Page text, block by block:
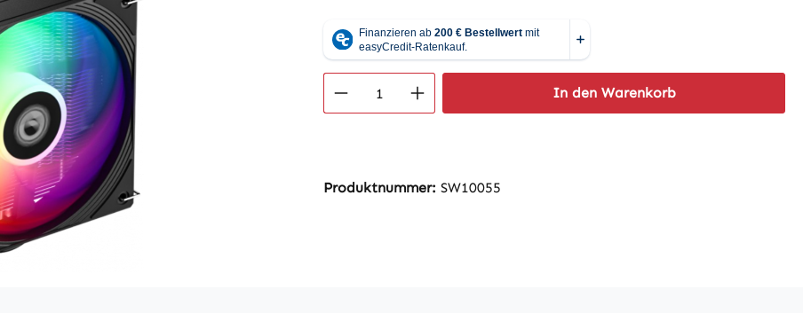
Produkt Anzahl: Gib den gewünschten Wert
In den Warenkorb
Produktnummer: SW10055